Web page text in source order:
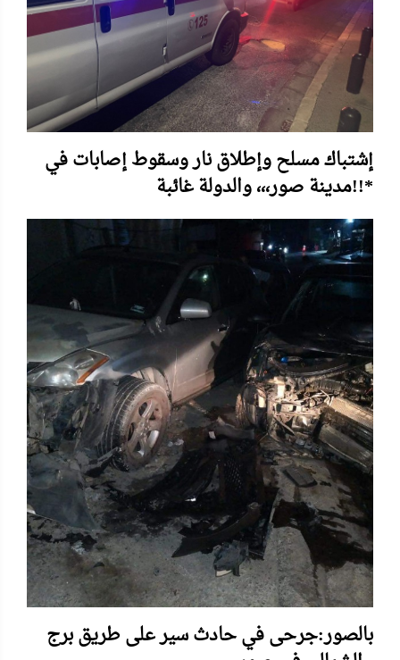
إشتباك مسلح وإطلاق نار وسقوط إصابات في
مدينة صور،،، والدولة غائبة!!*
بالصور:جرحى في حادث سير على طريق برج